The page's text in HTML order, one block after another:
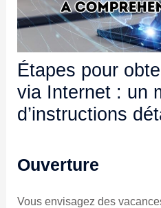
Étapes pour
via Internet : un
d’instructions
Ouverture
Vous envisagez des